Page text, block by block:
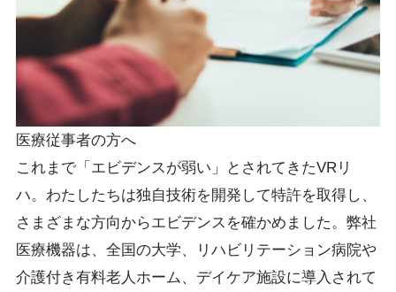
医療従事者の方へ
これまで「エビデンスが弱い」とされてきたVRリ
ハ。わたしたちは独自技術を開発して特許を取得し、
さまざまな方向からエビデンスを確かめました。弊社
医療機器は、全国の大学、リハビリテーション病院や
介護付き有料老人ホーム、デイケア施設に導入されて